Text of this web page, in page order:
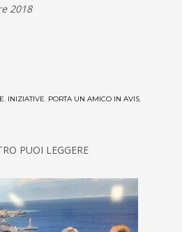
2018
, INIZIATIVE, PORTA UN AMICO IN AVIS,
PUOI LEGGERE